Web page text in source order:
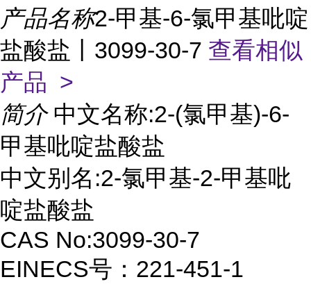
产品名称2-甲基-6-氯甲基吡啶
盐酸盐丨3099-30-7 查看相似
产品 >
简介 中文名称:2-(氯甲基)-6-
甲基吡啶盐酸盐
中文别名:2-氯甲基-2-甲基吡
啶盐酸盐
CAS No:3099-30-7
EINECS号：221-451-1